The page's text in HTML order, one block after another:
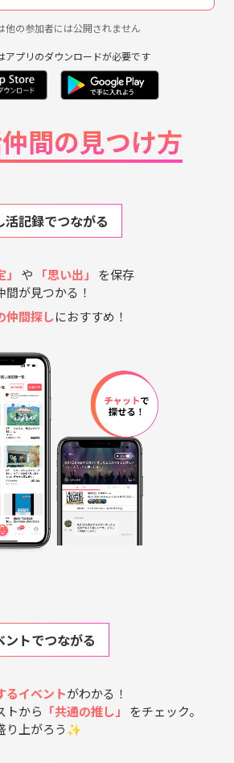
の参加者には公開されません
アプリのダウンロードが必要です
間の見つけ方
活記録でつながる
」 や 「思い出」
を保存
が見つかる！
仲間探しにおすすめ！
ントでつながる
るイベントがわかる！
トから 「共通の推し」
をチェック。
り上がろう✨